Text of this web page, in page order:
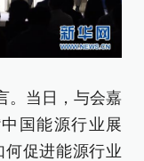
。当日，与会嘉
国能源行业展
何促进能源行业